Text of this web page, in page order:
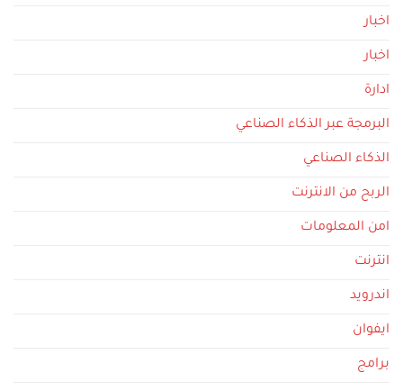
اخبار
اخبار
ادارة
البرمجة عبر الذكاء الصناعي
الذكاء الصناعي
الربح من الانترنت
امن المعلومات
انترنت
اندرويد
ايفوان
برامج